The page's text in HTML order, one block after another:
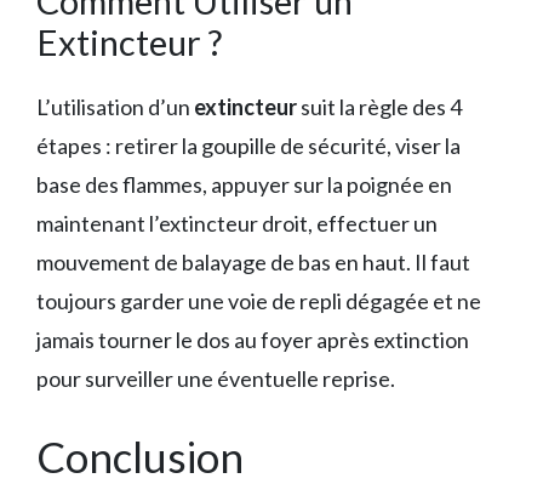
Extincteur ?
L’utilisation d’un extincteursuit la règle des 4
étapes : retirer la goupille de sécurité, viser la
base des flammes, appuyer sur la poignée en
maintenant l’extincteur droit, effectuer un
mouvement de balayage de bas en haut. Il faut
toujours garder une voie de repli dégagée et ne
jamais tourner le dos au foyer après extinction
pour surveiller une éventuelle reprise.
Conclusion